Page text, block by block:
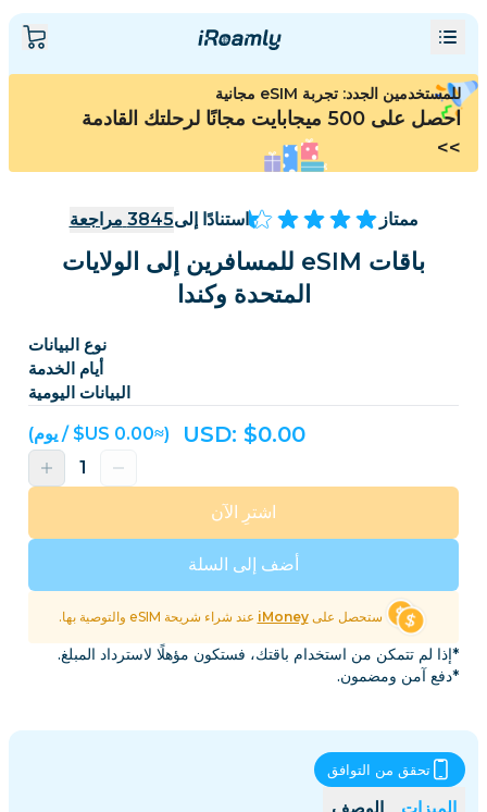
للمستخدمين الجدد: تجربة eSIM مجانية
احصل على 500 ميجابايت مجانًا لرحلتك القادمة
>>
ممتاز استنادًا إلى3845 مراجعة
باقات eSIM للمسافرين إلى الولايات
المتحدة وكندا
نوع البيانات
أيام الخدمة
البيانات اليومية
USD: $0.00 (≈‏0.00 US$ / يوم)
أضف إلى السلة
اشترِ الآن
ستحصل علىiMoney عند شراء شريحة eSIM والتوصية بها.
*إذا لم تتمكن من استخدام باقتك، فستكون مؤهلًا لاسترداد المبلغ.
*دفع آمن ومضمون.
تحقق من التوافق